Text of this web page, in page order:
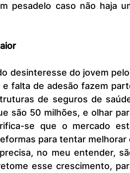
pesadelo caso não haja
falta de adesão fazem
de seguros de
são 50 milhões, e olhar
se que o mercado
para tentar melhorar
no meu entender,
esse crescimento,